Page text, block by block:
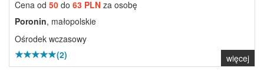
Cena od 50 do 63 PLN za osobę
Poronin, małopolskie
Ośrodek wczasowy
(2)
więcej